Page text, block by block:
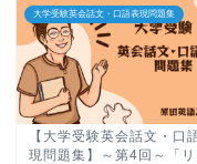
大学受験英会話文・口語表現問題集
【大学受験英会話文・口
現問題集】～第4回～「